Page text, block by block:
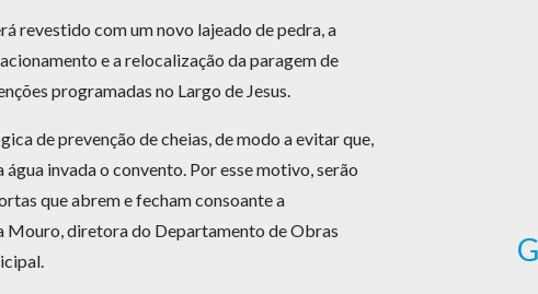
revestido com um novo lajeado de pedra, a
e a relocalização da paragem de
programadas no Largo de Jesus.
de prevenção de cheias, de modo a evitar que,
invada o convento. Por esse motivo, serão
que abrem e fecham consoante a
Mouro, diretora do Departamento de Obras